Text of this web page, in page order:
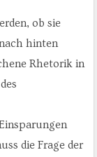
ob sie
hinten
Rhetorik in
die Frage der